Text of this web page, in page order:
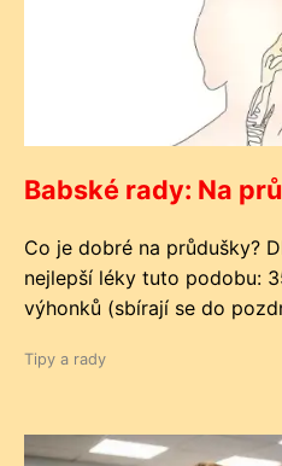
Babské rady: Na
Co je dobré na průdušky?
nejlepší léky tuto podobu:
výhonků (sbírají se do
Tipy a rady